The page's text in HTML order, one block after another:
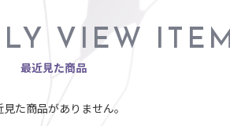
VIEW
最近見た商品
た商品がありません。